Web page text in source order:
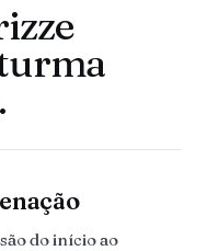
do início ao